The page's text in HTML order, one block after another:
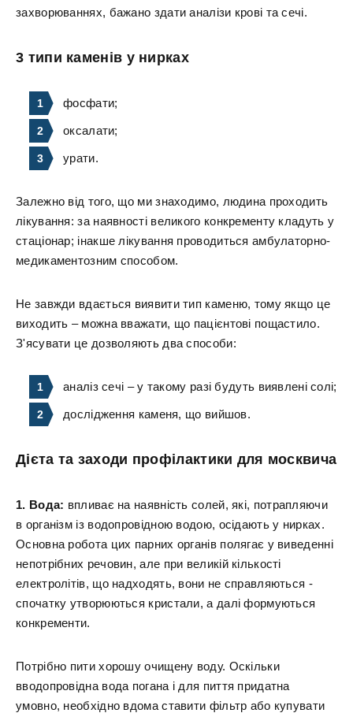
захворюваннях, бажано здати аналізи крові та сечі.
3 типи каменів у нирках
фосфати;
оксалати;
урати.
Залежно від того, що ми знаходимо, людина проходить
лікування: за наявності великого конкременту кладуть у
стаціонар; інакше лікування проводиться амбулаторно-
медикаментозним способом.
Не завжди вдається виявити тип каменю, тому якщо це
виходить – можна вважати, що пацієнтові пощастило.
З'ясувати це дозволяють два способи:
аналіз сечі – у такому разі будуть виявлені солі;
дослідження каменя, що вийшов.
Дієта та заходи профілактики для москвича
1. Вода: впливає на наявність солей, які, потрапляючи
в організм із водопровідною водою, осідають у нирках.
Основна робота цих парних органів полягає у виведенні
непотрібних речовин, але при великій кількості
електролітів, що надходять, вони не справляються -
спочатку утворюються кристали, а далі формуються
конкременти.
Потрібно пити хорошу очищену воду. Оскільки
вводопровідна вода погана і для пиття придатна
умовно, необхідно вдома ставити фільтр або купувати